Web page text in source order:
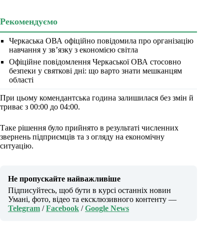
Рекомендуємо
Черкаська ОВА офіційно повідомила про організацію
навчання у зв’язку з економією світла
Офіційне повідомлення Черкаської ОВА стосовно
безпеки у святкові дні: що варто знати мешканцям
області
При цьому комендантська година залишилася без змін й
триває з 00:00 до 04:00.
Таке рішення було прийнято в результаті численних
звернень підприємців та з огляду на економічну
ситуацію.
Не пропускайте найважливіше
Підписуйтесь, щоб бути в курсі останніх новин
Умані, фото, відео та ексклюзивного контенту —
Telegram /Facebook /Google News